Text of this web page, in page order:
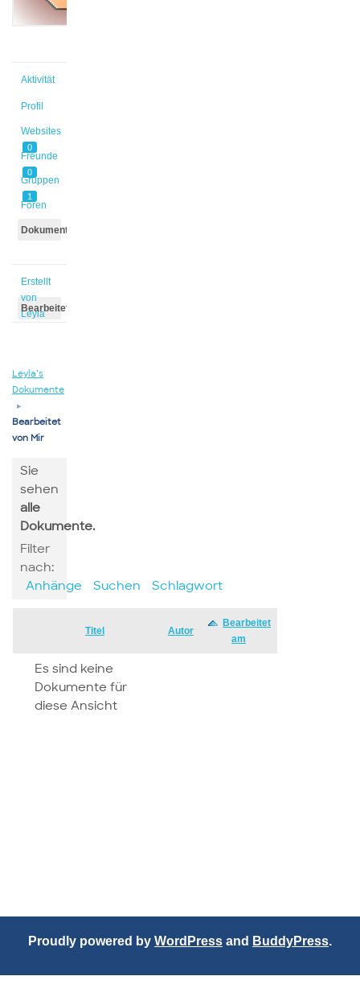
Aktivität
Profil
Websites
0
Freunde
0
Gruppen
1
Foren
Dokumente
Erstellt
von
Leyla
Bearbeitet
Leyla’s
Dokumente
▸
Bearbeitet
von Mir
Sie
sehen
alle
Dokumente.
Filter
nach:
Anhänge
Suchen Schlagwort
Titel Autor
Bearbeitet
am
Es sind keine
Dokumente für
diese Ansicht
Proudly powered by WordPress and BuddyPress.